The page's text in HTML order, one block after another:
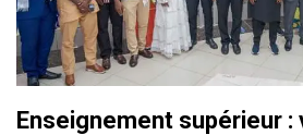
Enseignement supérieur :